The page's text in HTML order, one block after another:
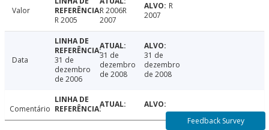
Valor
R 2005
R 2006R
2007
R
2007
Data
31 de
dezembro
de 2006
31 de
dezembro
de 2008
31 de
dezembro
de 2008
Comentário
Feedback Survey